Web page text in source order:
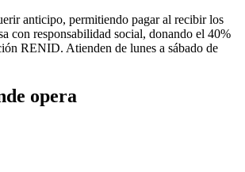
anticipo, permitiendo pagar al recibir los
con responsabilidad social, donando el 40%
RENID. Atienden de lunes a sábado de
opera